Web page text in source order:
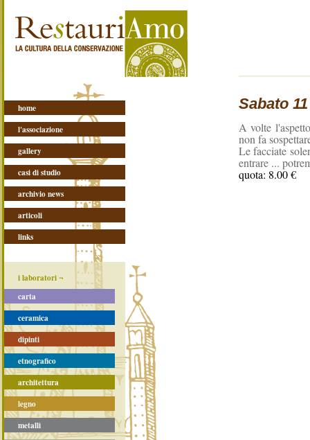
home
l'associazione
gallery
casi di studio
archivio news
articoli
links
i laboratori ¬
carta
ceramica
dipinti
etnografico
architettura
legno
metalli
Sabato
A volte
non fa
Le facciate
entrare ...
quota: 8.00 €